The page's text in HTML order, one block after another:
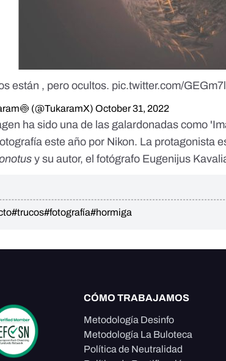
están , pero ocultos. pic.twitter.com/
(@TukaramX)October 31, 2022
ha sido una de las galardonadas como
este año por Nikon. La protagonista
y su autor, el fotógrafo Eugenijus
#trucos#fotografía#hormiga
CÓMO TRABAJAMOS
Metodología Desinfo
Metodología La Buloteca
Política de Neutralidad